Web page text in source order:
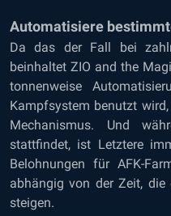
Automatisiere
Da das der Fall bei
beinhaltet ZIO and the
tonnenweise
Kampfsystem benutzt
Mechanismus. Und
stattfindet, ist Letztere
Belohnungen für AFK-
abhängig von der Zeit,
steigen.